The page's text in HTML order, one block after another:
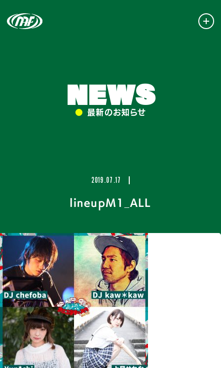
NEWS
● 最新のお知らせ
2019.07.17
lineupM1_ALL